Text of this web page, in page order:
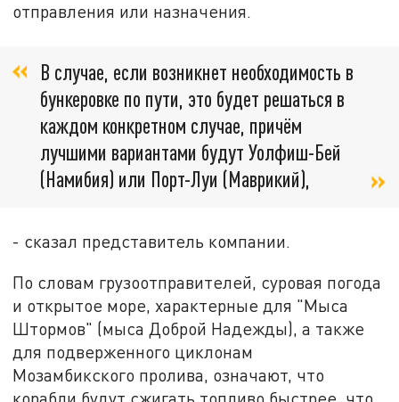
отправления или назначения.
В случае, если возникнет необходимость в
бункеровке по пути, это будет решаться в
каждом конкретном случае, причём
лучшими вариантами будут Уолфиш-Бей
(Намибия) или Порт-Луи (Маврикий),
- сказал представитель компании.
По словам грузоотправителей, суровая погода
и открытое море, характерные для "Мыса
Штормов" (мыса Доброй Надежды), а также
для подверженного циклонам
Мозамбикского пролива, означают, что
корабли будут сжигать топливо быстрее, что